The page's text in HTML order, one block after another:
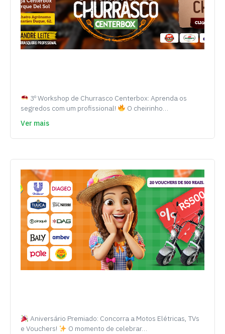
3º Workshop de Churrasco Centerbox: Aprenda os
segredos com um profissional!
O cheirinho…
Ver mais
Aniversário Premiado: Concorra a Motos Elétricas, TVs
e Vouchers!
O momento de celebrar…